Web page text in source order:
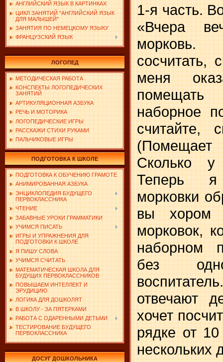
АНГЛИЙСКИЙ ЯЗЫК В КАРТИНКАХ
ЦИКЛ ЗАНЯТИЙ "АНГЛИЙСКИЙ ЯЗЫК
ДЛЯ МАЛЫШЕЙ"
ЗАНЯТИЯ ПО НЕМЕЦКОМУ ЯЗЫКУ
ФРАНЦУЗСКИЙ ЯЗЫК
ЛОГОПЕД
МЕТОДИЧЕСКАЯ РАБОТА
КОНСПЕКТЫ ЛОГОПЕДИЧЕСКИХ
ЗАНЯТИЙ
АРТИКУЛЯЦИОННАЯ АЗБУКА
РЕЧЬ И МОТОРИКА
ЛОГОПЕДИЧЕСКИЕ ИГРЫ
РАССКАЖИ СТИХИ РУКАМИ
ПАЛЬЧИКОВЫЕ ИГРЫ
ПОДГОТОВКА К ШКОЛЕ
ПОДГОТОВКА К ОБУЧЕНИЮ ГРАМОТЕ
АНИМИРОВАННАЯ АЗБУКА
ЭНЦИКЛОПЕДИЯ БУДУЩЕГО
ПЕРВОКЛАССНИКА
ЧТЕНИЕ
ЗАБАВНЫЕ УРОКИ ГРАММАТИКИ
УЧИМСЯ ПИСАТЬ
ИГРЫ И УПРАЖНЕНИЯ ДЛЯ
ПОДГОТОВКИ К ШКОЛЕ
Я ПИШУ СЛОВА
УЧИМСЯ СЧИТАТЬ
МАТЕМАТИЧЕСКАЯ ШКОЛА ДЛЯ
БУДУЩИХ ПЕРВОКЛАССНИКОВ
ПОВЫШАЕМ ИНТЕЛЛЕКТ И
ЭРУДИЦИЮ
ЛОГИКА ДЛЯ ДОШКОЛЯТ
В ШКОЛУ - ЗА ПЯТЕРКАМИ
РАБОТА С ОДАРЕННЫМИ ДЕТЬМИ
ТЕСТИРОВАНИЕ БУДУЩЕГО
ПЕРВОКЛАССНИКА
ДОСУГ ДОШКОЛЬНИКА
1-я часть.
«Вчера
сосчитать,
меня
наборное
считайте,
Сколько у
Теперь
морковки
вы хором
морковок,
наборном
без
отвечают
хочет
рядке от
нескольких